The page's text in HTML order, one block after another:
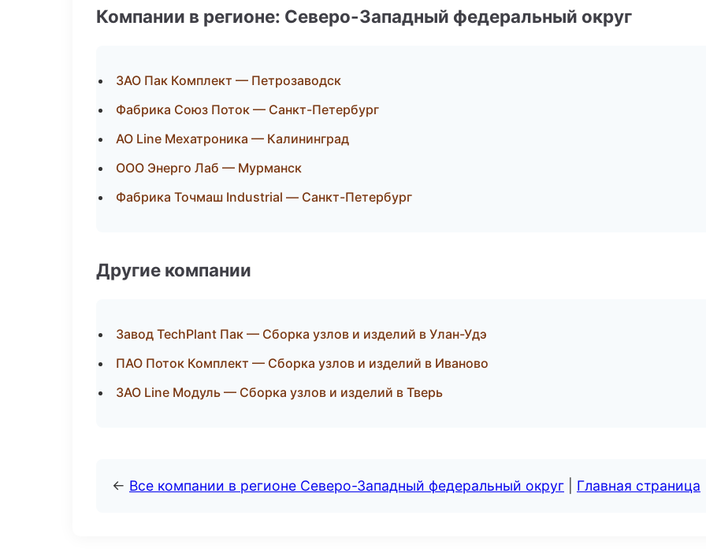
Компании в регионе: Северо-Западный федеральный округ
ЗАО Пак Комплект — Петрозаводск
Фабрика Союз Поток — Санкт-Петербург
АО Line Мехатроника — Калининград
ООО Энерго Лаб — Мурманск
Фабрика Точмаш Industrial — Санкт-Петербург
Другие компании
Завод TechPlant Пак — Сборка узлов и изделий в Улан-Удэ
ПАО Поток Комплект — Сборка узлов и изделий в Иваново
ЗАО Line Модуль — Сборка узлов и изделий в Тверь
← Все компании в регионе Северо-Западный федеральный округ Главная страница